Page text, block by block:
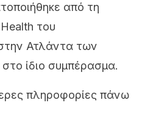
από τη
του
Ατλάντα των
ίδιο συμπέρασμα.
πληροφορίες πάνω